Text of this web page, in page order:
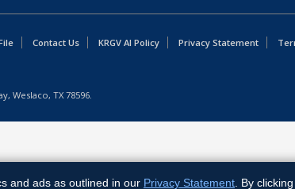
Contact Us KRGV AI Policy Privacy Statement
Weslaco, TX 78596.
and ads as outlined in our Privacy Statement . By